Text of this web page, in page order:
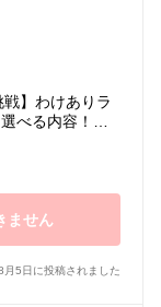
】わけありラ
べる内容！今
クーポン対
ません
月5日に投稿されました